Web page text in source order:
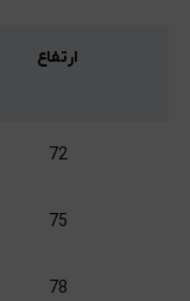
ارتفاع
72
75
78